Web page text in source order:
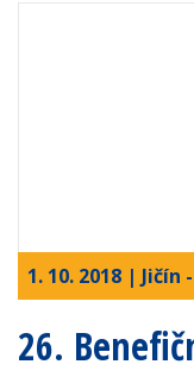
1. 10. 2018 |
26.